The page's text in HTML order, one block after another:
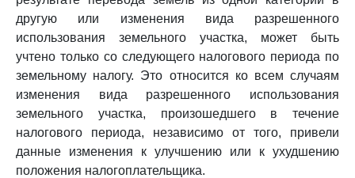
другую или изменения вида разрешенного
использования земельного участка, может быть
учтено только со следующего налогового периода по
земельному налогу. Это относится ко всем случаям
изменения вида разрешенного использования
земельного участка, произошедшего в течение
налогового периода, независимо от того, привели
данные изменения к улучшению или к ухудшению
положения налогоплательщика.